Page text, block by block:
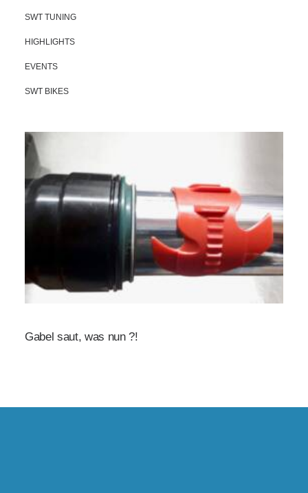
SWT TUNING
HIGHLIGHTS
EVENTS
SWT BIKES
Gabel saut, was nun ?!